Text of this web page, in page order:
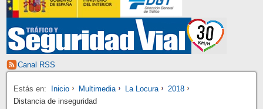
Canal RSS
Estás en: Inicio Multimedia La Locura
2018
Distancia de inseguridad